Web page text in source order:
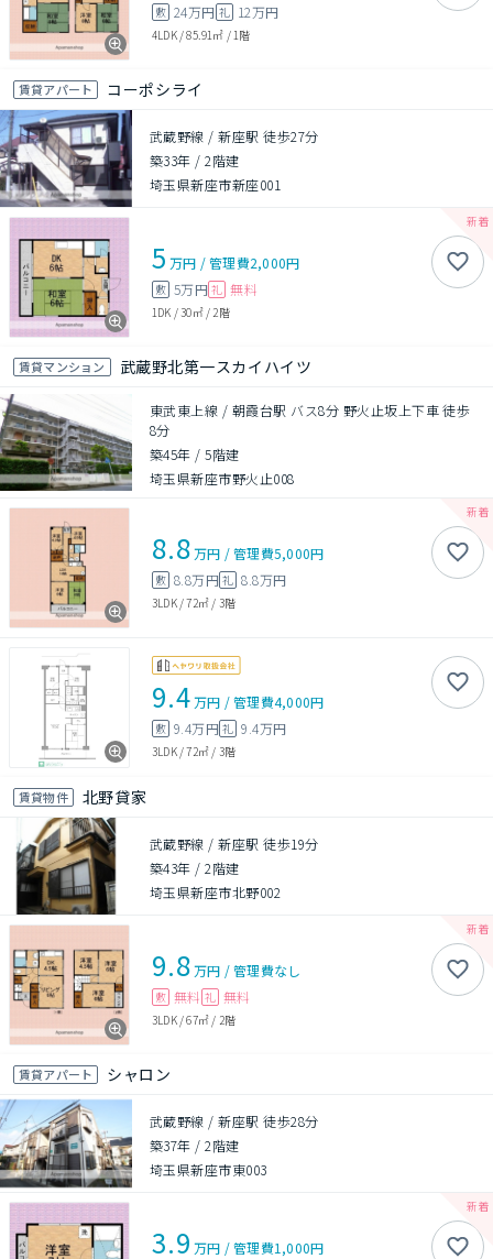
敷 24万円 礼 12万円
4LDK/85.91㎡ / 1階
賃貸アパート コーポシライ
武蔵野線 / 新座駅 徒歩27分
築33年 /2階建
埼玉県新座市新座001
5 万円 /管理費2,000円
敷 5万円 礼 無料
1DK /30㎡/ 2階
賃貸マンション 武蔵野北第一スカイハイツ
東武東上線 / 朝霞台駅 バス8分 野火止坂上下車 徒歩
8分
築45年 /5階建
埼玉県新座市野火止008
8.8万円 /管理費5,000円
敷 8.8万円礼 8.8万円
3LDK/72㎡ / 3階
9.4万円 /管理費4,000円
敷 9.4万円礼 9.4万円
3LDK/72㎡ / 3階
賃貸物件 北野貸家
武蔵野線 / 新座駅 徒歩19分
築43年 /2階建
埼玉県新座市北野002
9.8万円 /管理費なし
敷 無料 礼 無料
3LDK/67㎡ / 2階
賃貸アパート シャロン
武蔵野線 / 新座駅 徒歩28分
築37年 /2階建
埼玉県新座市東003
3.9 万円 /管理費1,000円